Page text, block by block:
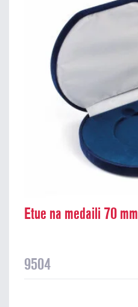
Etue na medaili 70 mm
9504